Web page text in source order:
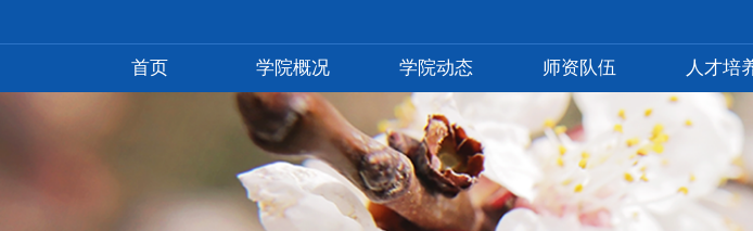
首页 学院概况 学院动态 师资队伍 人才培